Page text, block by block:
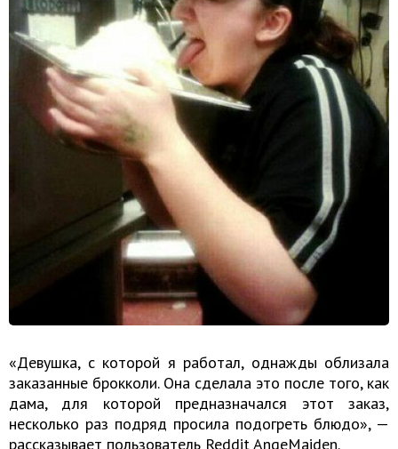
«Девушка, с которой я работал, однажды облизала
заказанные брокколи. Она сделала это после того, как
дама, для которой предназначался этот заказ,
несколько раз подряд просила подогреть блюдо», —
рассказывает пользователь Reddit AngeMaiden.